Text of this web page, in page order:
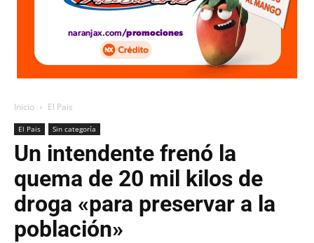
Inicio El Pais
El Pais Sin categoría
Un intendente frenó la
quema de 20 mil kilos de
droga «para preservar a la
población»